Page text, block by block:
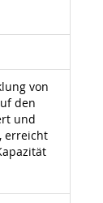
von
den
und
erreicht